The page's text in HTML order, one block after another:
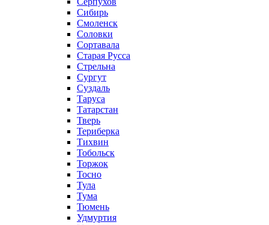
Сибирь
Смоленск
Соловки
Сортавала
Старая Русса
Стрельна
Сургут
Суздаль
Таруса
Татарстан
Тверь
Териберка
Тихвин
Тобольск
Торжок
Тосно
Тула
Тума
Тюмень
Удмуртия